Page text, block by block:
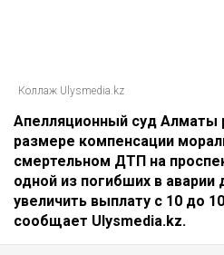
Коллаж Ulysmedia.kz
Апелляционный суд Алматы
размере компенсации
смертельном ДТП на
одной из погибших в аварии
увеличить выплату с 10 до
сообщает Ulysmedia.kz.